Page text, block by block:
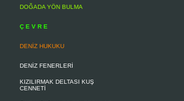
DOĞADA YÖN BULMA
Ç E V R E
DENİZ HUKUKU
DENİZ FENERLERİ
KIZILIRMAK DELTASI KUŞ
CENNETİ